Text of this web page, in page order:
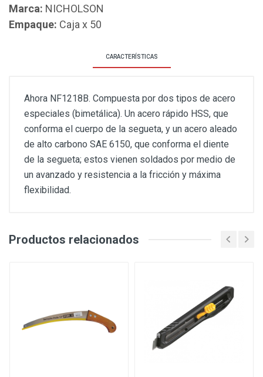
Marca: NICHOLSON
Empaque: Caja x 50
CARACTERÍSTICAS
Ahora NF1218B. Compuesta por dos tipos de acero
especiales (bimetálica). Un acero rápido HSS, que
conforma el cuerpo de la segueta, y un acero aleado
de alto carbono SAE 6150, que conforma el diente
de la segueta; estos vienen soldados por medio de
un avanzado y resistencia a la fricción y máxima
flexibilidad.
Productos relacionados